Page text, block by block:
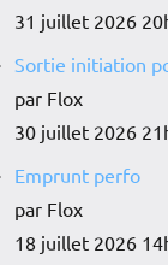
31 juillet 2026
Sortie initiation
par Flox
30 juillet 2026
Emprunt perfo
par Flox
18 juillet 2026